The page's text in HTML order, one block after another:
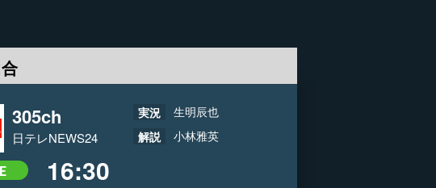
305ch
日テレNEWS24
16:30
実況
生明辰也
解説
小林雅英